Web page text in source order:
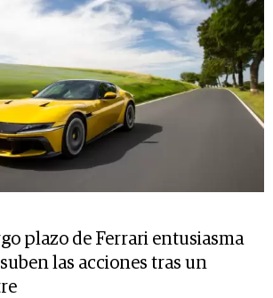
plazo de Ferrari entusiasma
las acciones tras un